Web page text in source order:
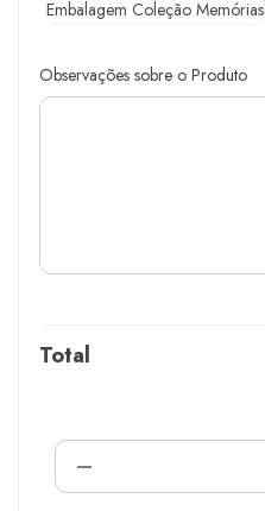
Embalagem Coleção Memórias
Observações sobre o Produto
Total